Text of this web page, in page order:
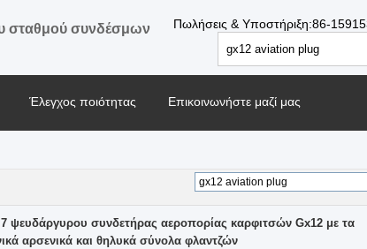
σταθμού συνδέσμων
Πωλήσεις & Υποστήριξη:86-
Έλεγχος ποιότητας Επικοινωνήστε μαζί μας
ψευδάργυρου συνδετήρας αεροπορίας καρφιτσών Gx12 με τα
αρσενικά και θηλυκά σύνολα φλαντζών